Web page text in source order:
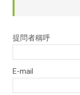
提問者稱呼
E-mail